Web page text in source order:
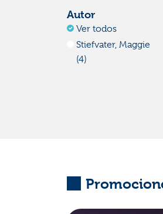
Autor
Ver todos
Stiefvater, Maggie
(4)